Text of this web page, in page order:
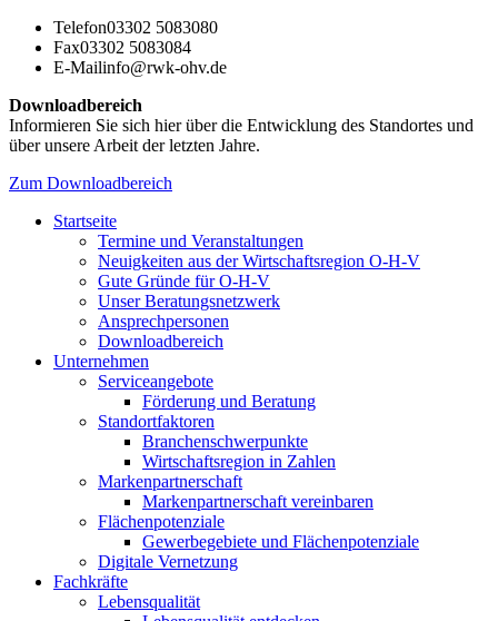
Telefon03302 5083080
Fax03302 5083084
E-Mailinfo@rwk-ohv.de
Downloadbereich
Informieren Sie sich hier über die Entwicklung des Standortes und
über unsere Arbeit der letzten Jahre.
Zum Downloadbereich
Startseite
Termine und Veranstaltungen
Neuigkeiten aus der Wirtschaftsregion O-H-V
Gute Gründe für O-H-V
Unser Beratungsnetzwerk
Ansprechpersonen
Downloadbereich
Unternehmen
Serviceangebote
Förderung und Beratung
Standortfaktoren
Branchenschwerpunkte
Wirtschaftsregion in Zahlen
Markenpartnerschaft
Markenpartnerschaft vereinbaren
Flächenpotenziale
Gewerbegebiete und Flächenpotenziale
Digitale Vernetzung
Fachkräfte
Lebensqualität